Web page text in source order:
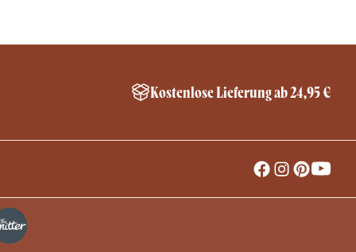
Kostenlose Lieferung ab 24,95 €